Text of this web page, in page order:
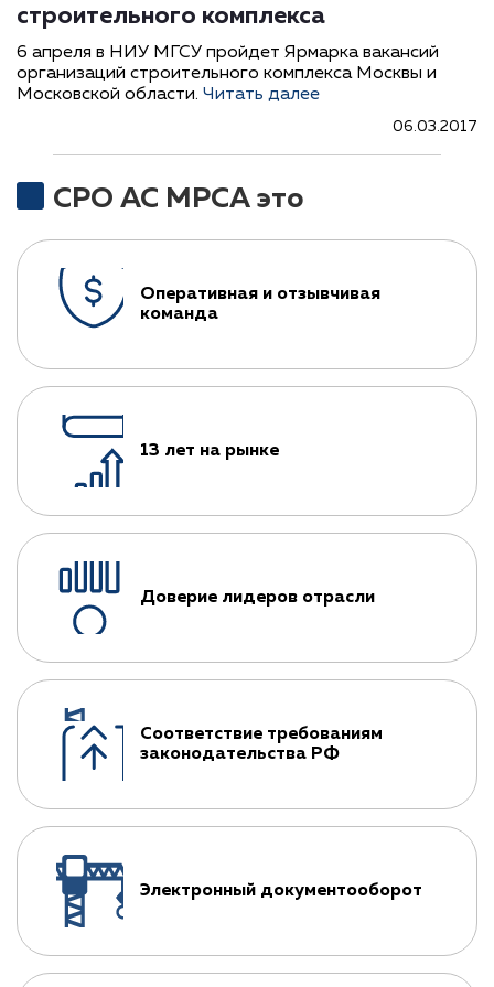
строительного комплекса
6 апреля в НИУ МГСУ пройдет Ярмарка вакансий
организаций строительного комплекса Москвы и
Московской области. Читать далее
06.03.2017
СРО АС МРСА это
Оперативная и отзывчивая
команда
13 лет на рынке
Доверие лидеров отрасли
Соответствие требованиям
законодательства РФ
Электронный документооборот